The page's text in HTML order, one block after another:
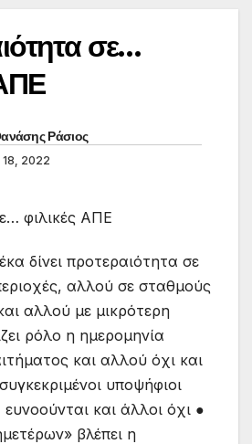
σε…
Ράσιος
2022
δίνει προτεραιότητα σε
αλλού σε σταθμούς
αλλού με μικρότερη
ρόλο η ημερομηνία
και αλλού όχι και
υποψήφιοι
και άλλοι όχι ●
βλέπει η